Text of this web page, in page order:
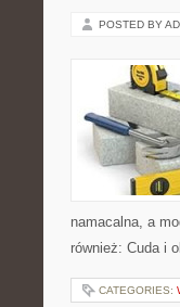
POSTED BY
namacalna, a
również: Cuda i
CATEGORIES: